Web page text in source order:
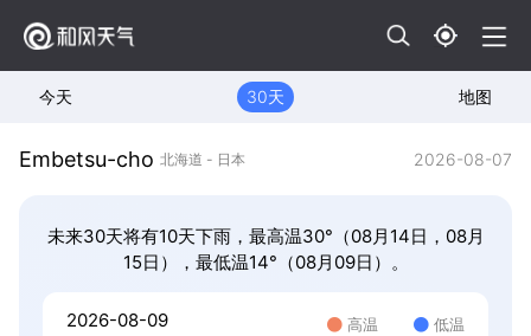
今天 30天 地图
Embetsu-cho 北海道 - 日本 2026-08-07
未来30天将有10天下雨，最高温30°（08月14日，08月
15日），最低温14°（08月09日）。
2026-08-09 高温 低温